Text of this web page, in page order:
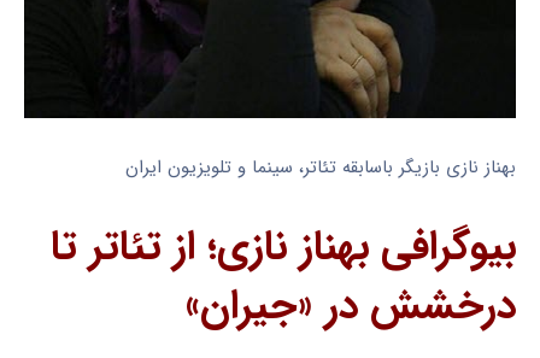
بهناز نازی بازیگر باسابقه تئاتر، سینما و تلویزیون ایران
بیوگرافی بهناز نازی؛ از تئاتر تا
درخشش در «جیران»